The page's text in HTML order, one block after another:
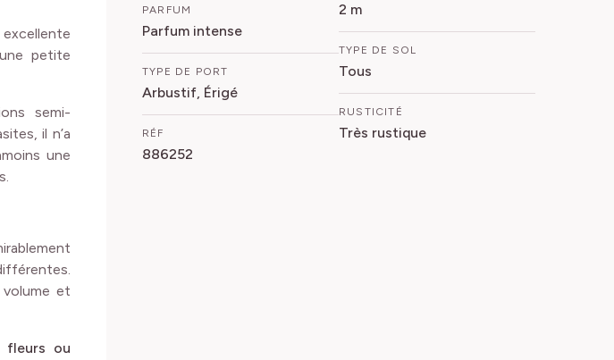
excellente
petite
semi-
il n’a
une
volume et
fleurs ou
PARFUM
Parfum intense
TYPE DE PORT
Arbustif, Érigé
RÉF
886252
2 m
TYPE DE SOL
Tous
RUSTICITÉ
Très rustique